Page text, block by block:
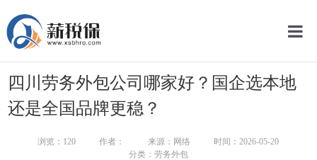
网
四川劳务外包公司哪家好？国企选本地
还是全国品牌更稳？
浏览： 120 作者： 来源：网络
时间：2026-05-20
分类：劳务外包